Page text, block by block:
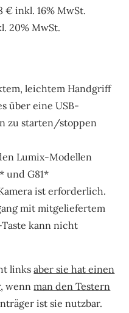
€ inkl. 16% MwSt.
20% MwSt.
leichtem Handgriff
über eine USB-
zu starten/stoppen
Lumix-Modellen
und G81*
ist erforderlich.
mit mitgeliefertem
kann nicht
linksaber sie hat einen
, wennman den Testern
ist sie nutzbar.